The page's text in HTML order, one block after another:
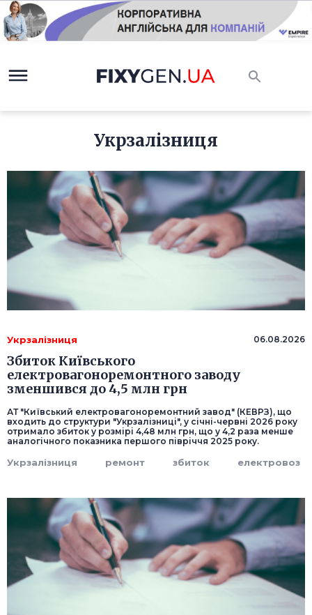
Укрзалізниця
Укрзалізниця 06.08.2026
Збиток Київського
електровагоноремонтного заводу
зменшився до 4,5 млн грн
АТ "Київський електровагоноремонтний завод" (КЕВРЗ), що
входить до структури "Укрзалізниці", у січні-червні 2026 року
отримало збиток у розмірі 4,48 млн грн, що у 4,2 раза менше
аналогічного показника першого півріччя 2025 року.
Укрзалізниця ремонт збиток електровоз